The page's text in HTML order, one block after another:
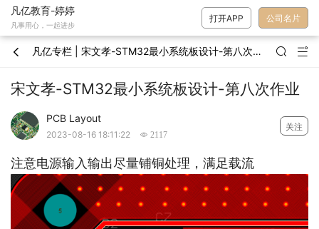
凡亿教育-婷婷
凡事用心，一起进步
打开APP 公司名片
 凡亿专栏 | 宋文孝-STM32最小系统板设计-第八次作业  
宋文孝-STM32最小系统板设计-第八次作业
PCB Layout
2023-08-16 18:11:22  2117
关注
注意电源输入输出尽量铺铜处理，满足载流